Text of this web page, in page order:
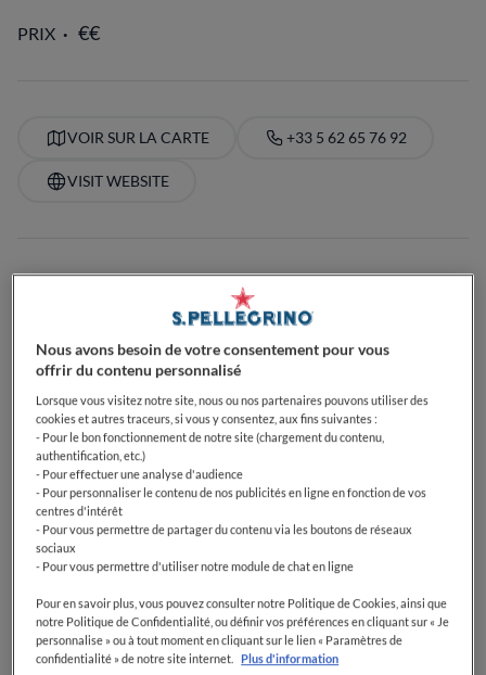
PRIX
VOIR SUR LA CARTE +33 5 62 65 76 92
VISIT WEBSITE
Food Awards
Guide Michelin
Guides gastronomiques
AFFICHER PLUS
ÉQUIPEMENTS
Parfait pour les enfants
Cocktails
Bec sucré
Passionné de café
Parfait pour le déjeuner
Parfait pour le dîner
Passionné de vin
Végétarien
Dog-Friendly
Parfait pour les groupes
Nous avons besoin de votre consentement pour vous
offrir du contenu personnalisé
Lorsque vous visitez notre site, nous ou nos partenaires pouvons utiliser des
cookies et autres traceurs, si vous y consentez, aux fins suivantes :
- Pour le bon fonctionnement de notre site (chargement du contenu,
authentification, etc.)
- Pour effectuer une analyse d'audience
- Pour personnaliser le contenu de nos publicités en ligne en fonction de vos
centres d'intérêt
- Pour vous permettre de partager du contenu via les boutons de réseaux
sociaux
- Pour vous permettre d'utiliser notre module de chat en ligne
Pour en savoir plus, vous pouvez consulter notre Politique de Cookies, ainsi que
notre Politique de Confidentialité, ou définir vos préférences en cliquant sur « Je
personnalise » ou à tout moment en cliquant sur le lien « Paramètres de
confidentialité » de notre site internet.
Plus d'information